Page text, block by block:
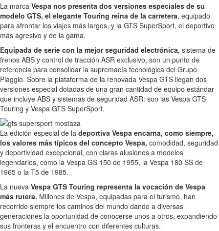
La marca Vespa nos presenta dos versiones especiales de su
modelo GTS, el elegante Touring reina de la carretera, equipado
para afrontar los viajes más largos, y la GTS SuperSport, el deportivo
más agresivo y de la gama.
Equipada de serie con la mejor seguridad electrónica, sistema de
frenos ABS y control de tracción ASR exclusivo, son un punto de
referencia para consolidar la supremacía tecnológica del Grupo
Piaggio. Sobre la plataforma de la renovada Vespa GTS llegan dos
versiones especial dotadas de una gran cantidad de equipo estándar
que incluye ABS y sistemas de seguridad ASR: son las Vespa GTS
Touring y Vespa GTS SuperSport.
La edición especial de la deportiva Vespa encarna, como siempre,
los valores más típicos del concepto Vespa, comodidad, seguridad
y deportividad excepcional, con claras alusiones a modelos
legendarios, como la Vespa GS 150 de 1955, la Vespa 180 SS de
1965 o la T5 de 1985.
La nueva Vespa GTS Touring representa la vocación de Vespa
más rutera. Millones de Vespa, equipadas para el turismo, han
recorrido siempre los caminos del mundo dando a diversas
generaciones la oportunidad de conocerse unos a otros, expandiendo
sus fronteras y el encuentro con diferentes culturas.